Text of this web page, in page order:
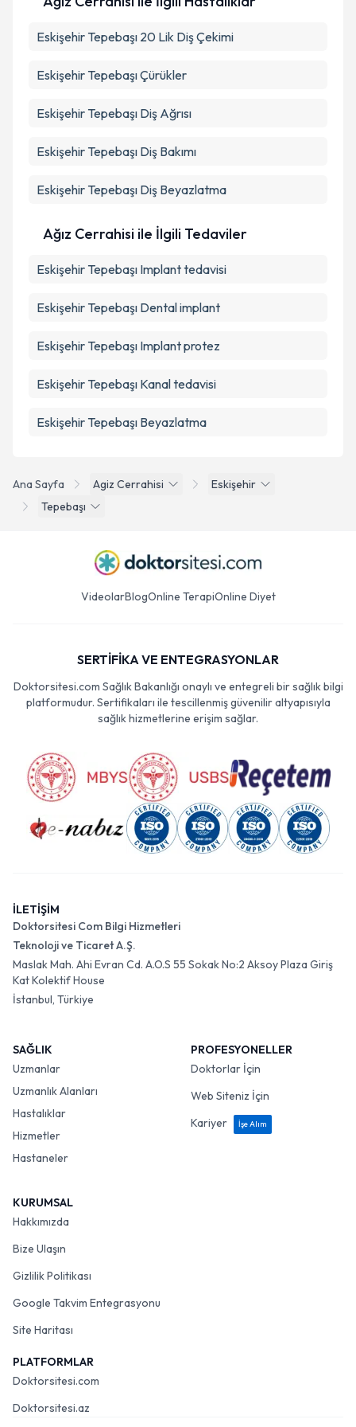
Ana Sayfa Agiz Cerrahisi
Eskişehir
Tepebaşı
Eskişehir Tepebaşı 20 Lik Diş Çekimi
Eskişehir Tepebaşı Çürükler
Eskişehir Tepebaşı Diş Ağrısı
Eskişehir Tepebaşı Diş Bakımı
Eskişehir Tepebaşı Diş Beyazlatma
Ağız Cerrahisi ile İlgili Tedaviler
Eskişehir Tepebaşı Implant tedavisi
Eskişehir Tepebaşı Dental implant
Eskişehir Tepebaşı Implant protez
Eskişehir Tepebaşı Kanal tedavisi
Eskişehir Tepebaşı Beyazlatma
VideolarBlogOnline TerapiOnline Diyet
SERTİFİKA VE ENTEGRASYONLAR
Doktorsitesi.com Sağlık Bakanlığı onaylı ve entegreli bir sağlık bilgi
platformudur. Sertifikaları ile tescillenmiş güvenilir altyapısıyla
sağlık hizmetlerine erişim sağlar.
İLETİŞİM
Doktorsitesi Com Bilgi Hizmetleri
Teknoloji ve Ticaret A.Ş.
Maslak Mah. Ahi Evran Cd. A.O.S 55 Sokak No:2 Aksoy Plaza Giriş
Kat Kolektif House
İstanbul, Türkiye
SAĞLIK
Uzmanlar
Uzmanlık Alanları
Hastalıklar
Hizmetler
Hastaneler
PROFESYONELLER
Doktorlar İçin
Web Siteniz İçin
Kariyer
İşe Alım
KURUMSAL
Hakkımızda
Bize Ulaşın
Gizlilik Politikası
Google Takvim Entegrasyonu
Site Haritası
PLATFORMLAR
Doktorsitesi.com
Doktorsitesi.az